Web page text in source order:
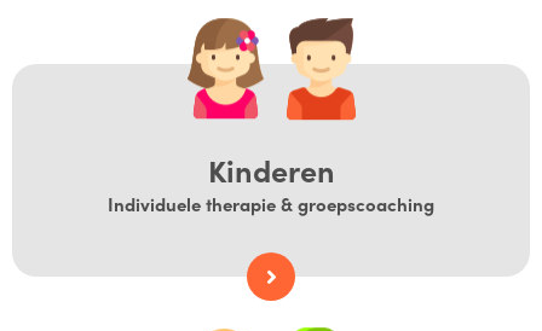
Kinderen
Individuele therapie & groepscoaching